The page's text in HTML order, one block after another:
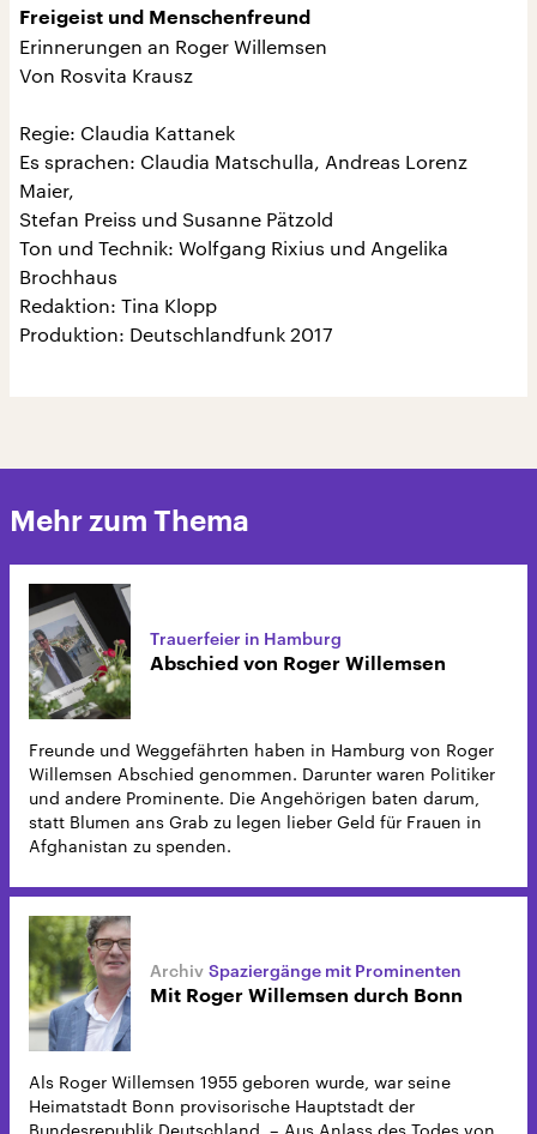
Freigeist und Menschenfreund
Erinnerungen an Roger Willemsen
Von Rosvita Krausz
Regie: Claudia Kattanek
Es sprachen: Claudia Matschulla, Andreas Lorenz
Maier,
Stefan Preiss und Susanne Pätzold
Ton und Technik: Wolfgang Rixius und Angelika
Brochhaus
Redaktion: Tina Klopp
Produktion: Deutschlandfunk 2017
Mehr zum Thema
Trauerfeier in Hamburg
Abschied von Roger Willemsen
Freunde und Weggefährten haben in Hamburg von Roger
Willemsen Abschied genommen. Darunter waren Politiker
und andere Prominente. Die Angehörigen baten darum,
statt Blumen ans Grab zu legen lieber Geld für Frauen in
Afghanistan zu spenden.
Spaziergänge mit Prominenten
Mit Roger Willemsen durch Bonn
Als Roger Willemsen 1955 geboren wurde, war seine
Heimatstadt Bonn provisorische Hauptstadt der
Bundesrepublik Deutschland. – Aus Anlass des Todes von